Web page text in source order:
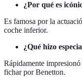
¿Por qué es
Es famosa por la
coche inferior.
¿Qué hizo
Rápidamente
fichar por Benetton.